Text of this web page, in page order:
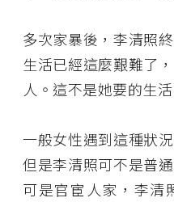
多次家暴後，李清照
生活已經這麼艱難了
人。這不是她要的生
一般女性遇到這種狀
但是李清照可不是普
可是官宦人家，李清